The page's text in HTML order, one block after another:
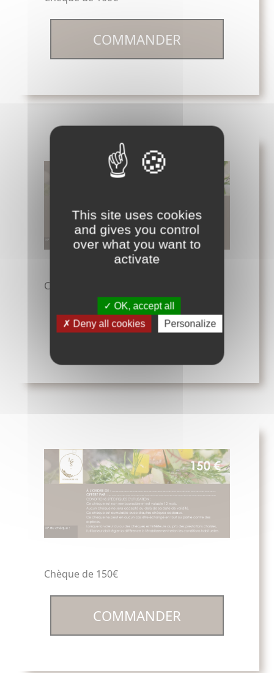
COMMANDER
Chèque de 120€
COMMANDER
Chèque de 150€
COMMANDER
This site uses cookies
and gives you control
over what you want to
activate
OK, accept all
Deny all cookies
Personalize